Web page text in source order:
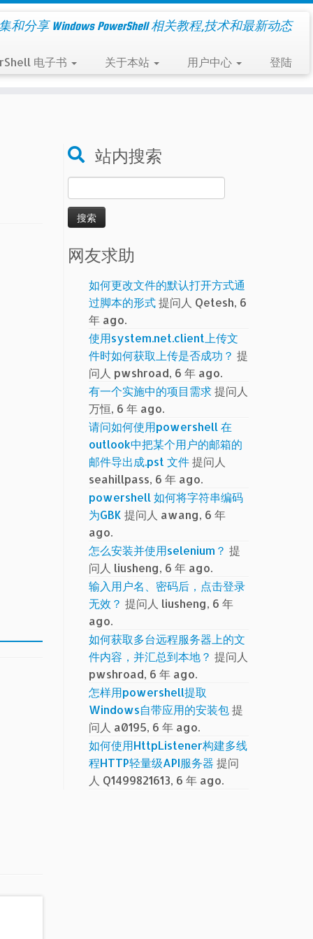
和分享 Windows PowerShell 相关教程,技术和最新动态
电子书 关于本站 用户中心 登陆
站内搜索
索：
网友求助
如何更改文件的默认打开方式通
过脚本的形式提问人 Qetesh, 6
年 ago.
使用system.net.client上传文
件时如何获取上传是否成功？ 提
问人 pwshroad, 6 年 ago.
有一个实施中的项目需求提问人
万恒, 6 年 ago.
请问如何使用powershell 在
outlook中把某个用户的邮箱的
邮件导出成.pst 文件提问人
seahillpass, 6 年 ago.
powershell 如何将字符串编码
为GBK 提问人 awang, 6 年
ago.
怎么安装并使用selenium？ 提
问人 liusheng, 6 年 ago.
输入用户名、密码后，点击登录
无效？ 提问人 liusheng, 6 年
ago.
如何获取多台远程服务器上的文
件内容，并汇总到本地？ 提问人
pwshroad, 6 年 ago.
怎样用powershell提取
Windows自带应用的安装包提
问人 a0195, 6 年 ago.
如何使用HttpListener构建多线
程HTTP轻量级API服务器 提问
人 Q1499821613, 6 年 ago.